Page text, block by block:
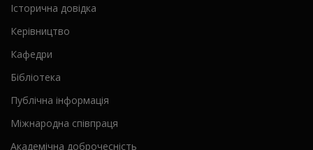
Історична довідка
Керівництво
Кафедри
Бібліотека
Публічна інформація
Міжнародна співпраця
Академічна доброчесність